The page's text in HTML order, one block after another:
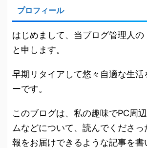
プロフィール
はじめまして、当ブログ管理人の
と申します。
早期リタイアして悠々自適な生活
ーです。
このブログは、私の趣味でPC周
ムなどについて、読んでくださ
報をお届けできるような記事を